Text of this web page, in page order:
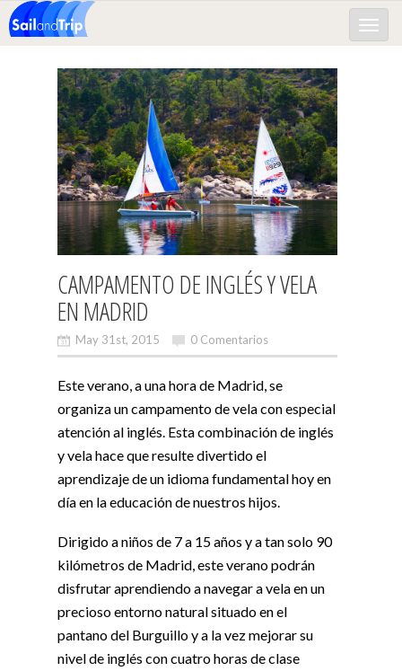
Toggle
CAMPAMENTO DE INGLÉS Y VELA
EN MADRID
May 31st, 2015 0 Comentarios
Este verano, a una hora de Madrid, se
organiza un campamento de vela con especial
atención al inglés. Esta combinación de inglés
y vela hace que resulte divertido el
aprendizaje de un idioma fundamental hoy en
día en la educación de nuestros hijos.
Dirigido a niños de 7 a 15 años y a tan solo 90
kilómetros de Madrid, este verano podrán
disfrutar aprendiendo a navegar a vela en un
precioso entorno natural situado en el
pantano del Burguillo y a la vez mejorar su
nivel de inglés con cuatro horas de clase